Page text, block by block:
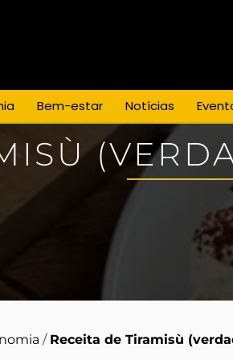
Bem-estar Notícias
/ Receita de Tiramisù